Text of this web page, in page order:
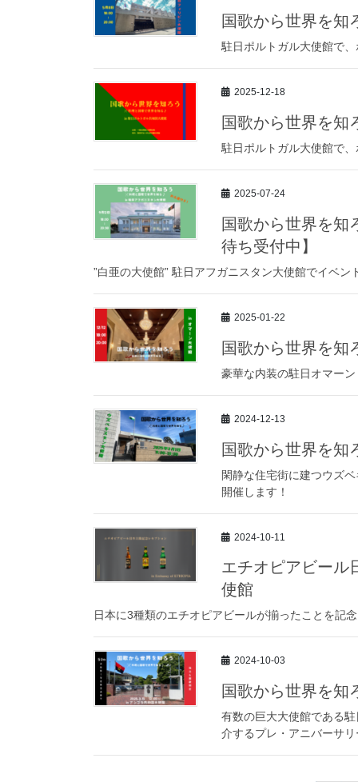
国歌から世界を
駐日ポルトガル大使館で
2025-12-18
国歌から世界を
駐日ポルトガル大使館で
2025-07-24
国歌から世界を
待ち受付中】
”白亜の大使館” 駐日アフガニスタン大使館でイベン
2025-01-22
国歌から世界を
豪華な内装の駐日オマー
2024-12-13
国歌から世界を
閑静な住宅街に建つウズ
開催します！
2024-10-11
エチオピアビー
使館
日本に3種類のエチオピアビールが揃ったことを記
2024-10-03
国歌から世界を
有数の巨大大使館である
介するプレ・アニバーサ